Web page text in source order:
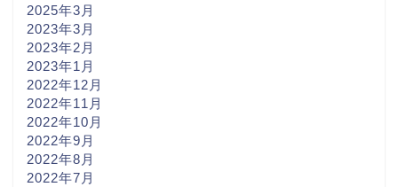
2025年3月
2023年3月
2023年2月
2023年1月
2022年12月
2022年11月
2022年10月
2022年9月
2022年8月
2022年7月